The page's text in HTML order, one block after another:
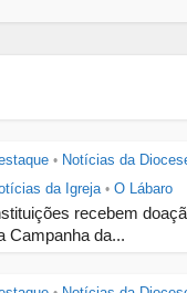
• Notícias da
da Igreja • O Lábaro
recebem
Campanha da...